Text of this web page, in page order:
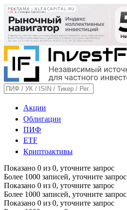
РЕКЛАМА • ALFACAPITAL.RU
Акции
Облигации
ПИФ
ETF
Криптоактивы
Показано 0 из 0, уточните запрос
Более 1000 записей, уточните запрос
Показано 0 из 0, уточните запрос
Более 1000 записей, уточните запрос
Показано 0 из 0, уточните запрос